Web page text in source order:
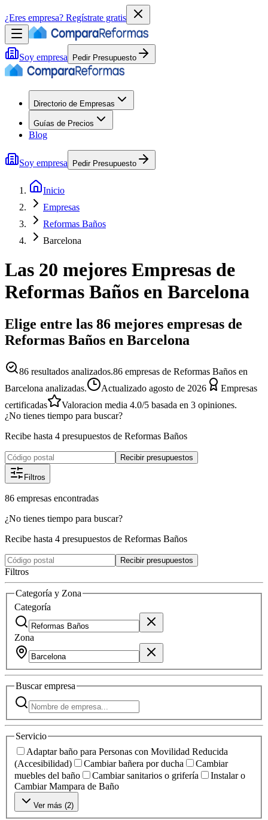
¿Eres empresa? Regístrate gratis
Soy empresa Pedir Presupuesto
Directorio de Empresas
Guías de Precios
Blog
Soy empresa Pedir Presupuesto
Inicio
Empresas
Reformas Baños
Barcelona
Las 20 mejores Empresas de
Reformas Baños en Barcelona
Elige entre las 86 mejores empresas de
Reformas Baños en Barcelona
86 resultados analizados.86 empresas de Reformas Baños en
Barcelona analizadas.
Actualizado agosto de 2026
Empresas
certificadas
Valoracion media 4.0/5 basada en 3 opiniones.
¿No tienes tiempo para buscar?
Recibe hasta 4 presupuestos de Reformas Baños
Recibir presupuestos
Filtros
86 empresas encontradas
¿No tienes tiempo para buscar?
Recibe hasta 4 presupuestos de Reformas Baños
Recibir presupuestos
Filtros
Categoría y Zona
Categoría
Zona
Buscarempresa
Servicio
Adaptar baño para Personas con Movilidad Reducida
(Accesibilidad)
Cambiar bañera por ducha
Cambiar
muebles del baño
Cambiar sanitarios o grifería
Instalar o
Cambiar Mampara de Baño
Ver más (2)